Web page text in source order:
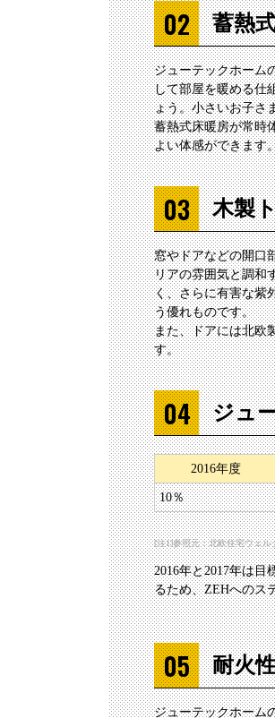
蓄熱
ジューテックホーム
して部屋を暖める仕
ょう。小さいお子さ
蓄熱式床暖房が常時
よい体感ができます
木製
窓やドアなどの開口
リアの雰囲気と調和
く、さらに有害な紫
う優れものです。
また、ドアには北欧
す。
ジュ
2016年度
10％
[注1]参照元：北欧住宅ウェル
2016年と2017年は
るため、ZEHへのス
耐火
ジューテックホーム